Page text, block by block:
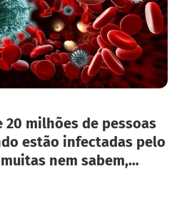
20 milhões de pessoas
estão infectadas pelo
muitas nem sabem,